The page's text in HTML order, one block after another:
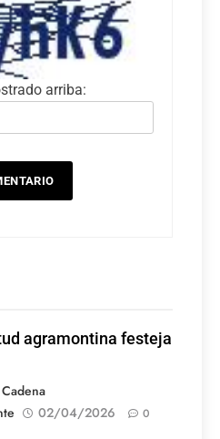
arriba:
agramontina festeja
02/04/2026 0